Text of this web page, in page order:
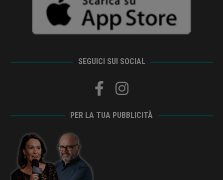
SEGUICI SUI SOCIAL
PER LA TUA PUBBLICITÀ